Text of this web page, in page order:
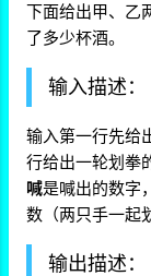
下面给出甲、乙
了多少杯酒。
输入描述：
输入第一行先给
行给出一轮划拳
喊是喊出的数字，
数（两只手一起
输出描述：